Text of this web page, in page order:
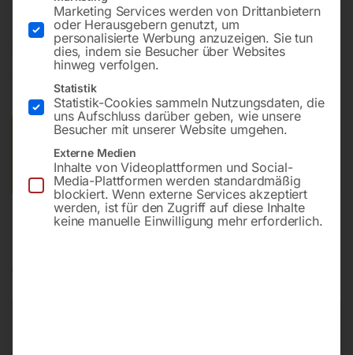
168,00
Lieferzeit:Auf Nachfrage
Versandkosten Standard (Österreich):€10,00
Bitte beachten Sie: Die Versandkosten gelten für Österreich.
Andere Länder können abweichen.
Marketing Services werden von Drittanbietern
oder Herausgebern genutzt, um
personalisierte Werbung anzuzeigen. Sie tun
dies, indem sie Besucher über Websites
hinweg verfolgen.
Statistik
Statistik-Cookies sammeln Nutzungsdaten, die
uns Aufschluss darüber geben, wie unsere
Besucher mit unserer Website umgehen.
Externe Medien
Inhalte von Videoplattformen und Social-
Media-Plattformen werden standardmäßig
blockiert. Wenn externe Services akzeptiert
werden, ist für den Zugriff auf diese Inhalte
keine manuelle Einwilligung mehr erforderlich.